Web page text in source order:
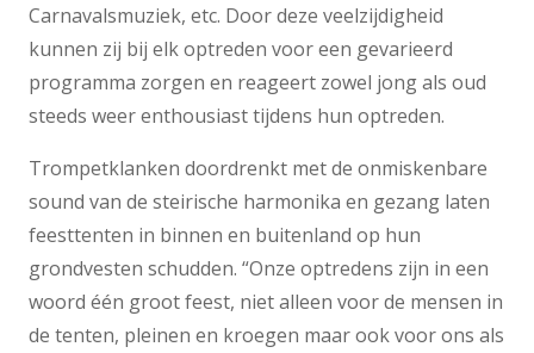
Carnavalsmuziek, etc. Door deze veelzijdigheid
kunnen zij bij elk optreden voor een gevarieerd
programma zorgen en reageert zowel jong als oud
steeds weer enthousiast tijdens hun optreden.
Trompetklanken doordrenkt met de onmiskenbare
sound van de steirische harmonika en gezang laten
feesttenten in binnen en buitenland op hun
grondvesten schudden. “Onze optredens zijn in een
woord één groot feest, niet alleen voor de mensen in
de tenten, pleinen en kroegen maar ook voor ons als